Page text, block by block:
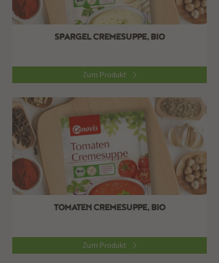
SPARGEL CREMESUPPE, BIO
Zum Produkt
TOMATEN CREMESUPPE, BIO
Zum Produkt